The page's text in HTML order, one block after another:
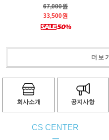
67,000원
33,500원
더보기
회사소개 공지사항
CS CENTER
ㅡ